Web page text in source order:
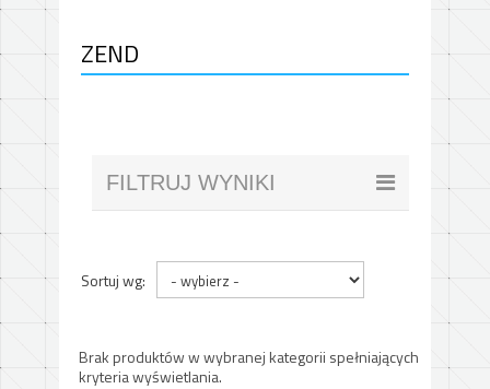
ZEND
FILTRUJ WYNIKI
Sortuj wg:
Brak produktów w wybranej kategorii spełniających
kryteria wyświetlania.